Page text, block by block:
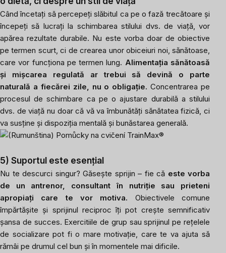
Când încetați să percepeți slăbitul ca pe o fază trecătoare și
începeți să lucrați la schimbarea stilului dvs. de viață, vor
apărea rezultate durabile. Nu este vorba doar de obiective
pe termen scurt, ci de crearea unor obiceiuri noi, sănătoase,
care vor funcționa pe termen lung. Alimentația sănătoasă
și mișcarea regulată ar trebui să devină o parte
naturală a fiecărei zile, nu o obligație. Concentrarea pe
procesul de schimbare ca pe o ajustare durabilă a stilului
dvs. de viață nu doar că vă va îmbunătăți sănătatea fizică, ci
va susține și dispoziția mentală și bunăstarea generală.
5) Suportul este esențial
Nu te descurci singur? Găsește sprijin – fie că este vorba
de un antrenor, consultant în nutriție sau prieteni
apropiați care te vor motiva. Obiectivele comune
împărtășite și sprijinul reciproc îți pot crește semnificativ
șansa de succes. Exercitiile de grup sau sprijinul pe rețelele
de socializare pot fi o mare motivație, care te va ajuta să
rămâi pe drumul cel bun și în momentele mai dificile.